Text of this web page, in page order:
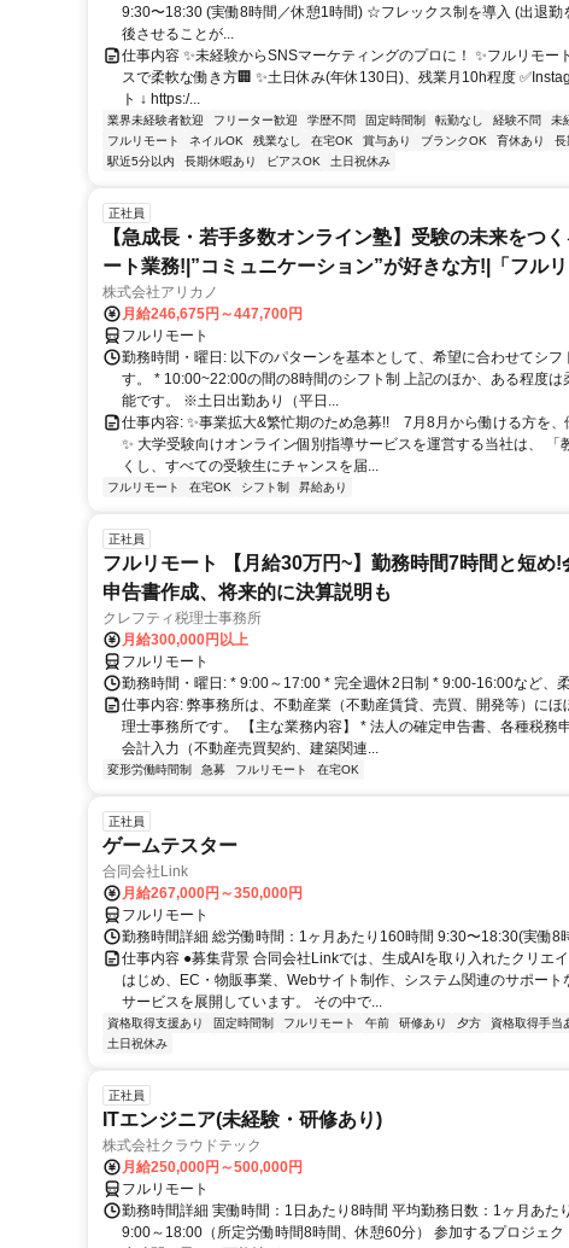
9:30〜18:30 (実働8時間／休憩1時間) ☆フレックス制を導入 (出退勤
後させることが...
仕事内容 ✨未経験からSNSマーケティングのプロに！ ✨フルリモー
スで柔軟な働き方🏢 ✨土日休み(年休130日)、残業月10h程度
ト ↓ https:/...
業界未経験者歓迎 フリーター歓迎 学歴不問 固定時間制 転勤なし 経験不問
未
フルリモート
ネイルOK 残業なし 在宅OK 賞与あり ブランクOK 育休あり
長
駅近5分以内
長期休暇あり ピアスOK 土日祝休み
正社員
【急成長・若手多数オンライン塾】受験の未来をつ
ート業務!|”コミュニケーション”が好きな方!|「フルリ
株式会社アリカノ
月給246,675円～447,700円
フルリモート
勤務時間・曜日: 以下のパターンを基本として、希望に合わせてシフ
す。 * 10:00~22:00の間の8時間のシフト制 上記のほか、ある程度は
能です。 ※土日出勤あり（平日...
仕事内容: ✨️事業拡大&繁忙期のため急募!! 7月8月から働ける方を、
✨️ 大学受験向けオンライン個別指導サービスを運営する当社は、 「
くし、すべての受験生にチャンスを届...
フルリモート 在宅OK シフト制 昇給あり
正社員
フルリモート 【月給30万円~】勤務時間7時間と短め
申告書作成、将来的に決算説明も
クレフティ税理士事務所
月給300,000円以上
フルリモート
勤務時間・曜日: * 9:00～17:00 * 完全週休2日制 * 9:00-16:00など、
仕事内容: 弊事務所は、不動産業（不動産賃貸、売買、開発等）にほ
理士事務所です。 【主な業務内容】 * 法人の確定申告書、各種税務
会計入力（不動産売買契約、建築関連...
変形労働時間制 急募 フルリモート 在宅OK
正社員
ゲームテスター
合同会社Link
月給267,000円～350,000円
フルリモート
勤務時間詳細 総労働時間：1ヶ月あたり160時間 9:30〜18:30(実働8
仕事内容 ●募集背景 合同会社Linkでは、生成AIを取り入れたクリエ
はじめ、EC・物販事業、Webサイト制作、システム関連のサポート
サービスを展開しています。 その中で...
資格取得支援あり 固定時間制 フルリモート 午前 研修あり 夕方
資格取得手当
土日祝休み
正社員
ITエンジニア(未経験・研修あり)
株式会社クラウドテック
月給250,000円～500,000円
フルリモート
勤務時間詳細 実働時間：1日あたり8時間 平均勤務日数：1ヶ月あた
9:00～18:00（所定労働時間8時間、休憩60分） 参加するプロジェク